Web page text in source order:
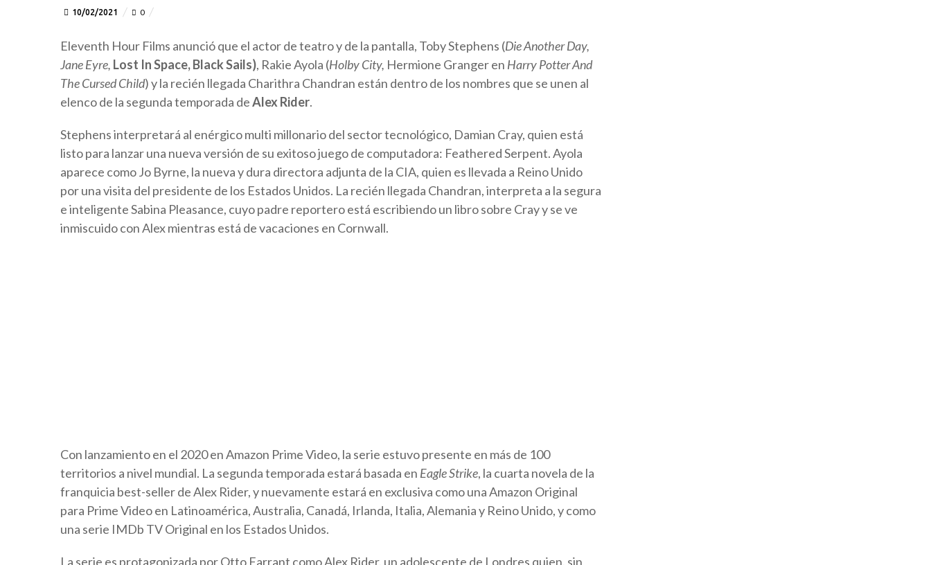
10/02/2021 0
Eleventh Hour Films anunció que el actor de teatro y de la pantalla, Toby Stephens (Die Another Day,
Jane Eyre, Lost In Space, Black Sails), Rakie Ayola (Holby City, Hermione Granger en Harry Potter And
The Cursed Child) y la recién llegada Charithra Chandran están dentro de los nombres que se unen al
elenco de la segunda temporada deAlex Rider.
Stephens interpretará al enérgico multi millonario del sector tecnológico, Damian Cray, quien está
listo para lanzar una nueva versión de su exitoso juego de computadora: Feathered Serpent. Ayola
aparece como Jo Byrne, la nueva y dura directora adjunta de la CIA, quien es llevada a Reino Unido
por una visita del presidente de los Estados Unidos. La recién llegada Chandran, interpreta a la segura
e inteligente Sabina Pleasance, cuyo padre reportero está escribiendo un libro sobre Cray y se ve
inmiscuido con Alex mientras está de vacaciones en Cornwall.
Con lanzamiento en el 2020 en Amazon Prime Video, la serie estuvo presente en más de 100
territorios a nivel mundial. La segunda temporada estará basada en Eagle Strike, la cuarta novela de la
franquicia best-seller de Alex Rider, y nuevamente estará en exclusiva como una Amazon Original
para Prime Video en Latinoamérica, Australia, Canadá, Irlanda, Italia, Alemania y Reino Unido, y como
una serie IMDb TV Original en los Estados Unidos.
La serie es protagonizada por Otto Farrant como Alex Rider, un adolescente de Londres quien, sin